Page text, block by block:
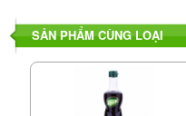
SẢN PHẨM CÙNG LOẠI